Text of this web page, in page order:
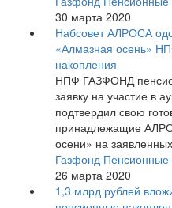
30 марта 2020
Набсовет АЛРОСА
«Алмазная осень»
накопления
НПФ ГАЗФОНД
заявку на участие в
подтвердил свою
принадлежащие
осени» на
Газфонд
26 марта 2020
1,3 млрд рублей